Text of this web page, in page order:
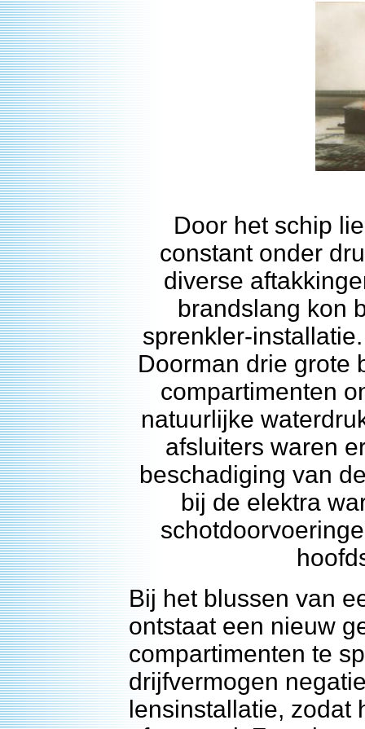
Door het schip
constant onder
diverse
brandslang kon
sprenkler-
Doorman drie grote
compartimenten
natuurlijke
afsluiters waren
beschadiging van
bij de elektra
Bij het blussen van
ontstaat een nieuw
compartimenten te
drijfvermogen
lensinstallatie, zodat